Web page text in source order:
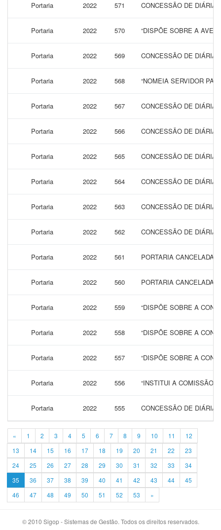
Portaria 2022 571 CONCESSÃO DE
Portaria 2022 570 “DISPÕE SOBRE A
Portaria 2022 569 CONCESSÃO DE
Portaria 2022 568 “NOMEIA SERVIDOR
Portaria 2022 567 CONCESSÃO DE
Portaria 2022 566 CONCESSÃO DE
Portaria 2022 565 CONCESSÃO DE
Portaria 2022 564 CONCESSÃO DE
Portaria 2022 563 CONCESSÃO DE
Portaria 2022 562 CONCESSÃO DE
Portaria 2022 561 PORTARIA CANCELADA
Portaria 2022 560 PORTARIA CANCELADA
Portaria 2022 559 “DISPÕE SOBRE A
Portaria 2022 558 “DISPÕE SOBRE A
Portaria 2022 557 “DISPÕE SOBRE A
Portaria 2022 556 “INSTITUI A COMISSÃO
Portaria 2022 555 CONCESSÃO DE
« 1 2 3 4 5 6 7 8 9 10 11
12
13
14 15 16 17 18 19 20 21 22
23
24
25 26 27 28 29 30 31 32 33
34
35
36 37 38 39 40 41 42 43 44
45
46
47 48 49 50 51 52 53 »
© 2010 Sigop - Sistemas de Gestão. Todos os direitos reservados.